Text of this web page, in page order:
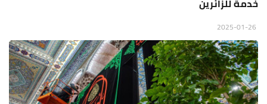
خدمة للزائرين